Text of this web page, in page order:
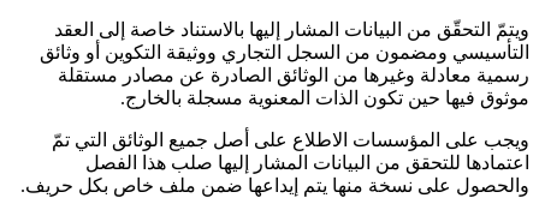
ويتمّ التحقّق من البيانات المشار إليها بالاستناد خاصة إلى العقد
التأسيسي ومضمون من السجل التجاري ووثيقة التكوين أو وثائق
رسمية معادلة وغيرها من الوثائق الصادرة عن مصادر مستقلة
موثوق فيها حين تكون الذات المعنوية مسجلة بالخارج.
ويجب على المؤسسات الاطلاع على أصل جميع الوثائق التي تمّ
اعتمادها للتحقق من البيانات المشار إليها صلب هذا الفصل
والحصول على نسخة منها يتم إيداعها ضمن ملف خاص بكل حريف.